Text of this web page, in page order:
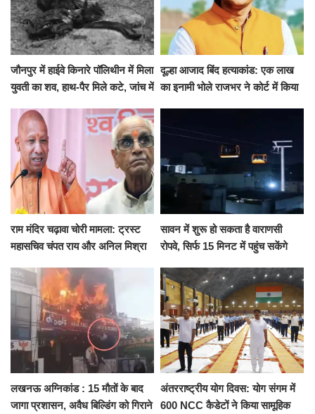
जौनपुर में हाईवे किनारे पॉलिथीन में मिला
युवती का शव, हाथ-पैर मिले कटे, जांच में
दूल्हा आजाद बिंद हत्याकांड: एक लाख
का इनामी भोले राजभर ने कोर्ट में किया
राम मंदिर चढ़ावा चोरी मामला: ट्रस्ट
महासचिव चंपत राय और अनिल मिश्रा
को नहीं...
सावन में शुरू हो सकता है वाराणसी
रोपवे, सिर्फ 15 मिनट में पहुंच सकेंगे
किराया
लखनऊ अग्निकांड : 15 मौतों के बाद
जागा प्रशासन, अवैध बिल्डिंग को गिराने
अंतरराष्ट्रीय योग दिवस: योग संगम में
600 NCC कैडेटों ने किया सामूहिक